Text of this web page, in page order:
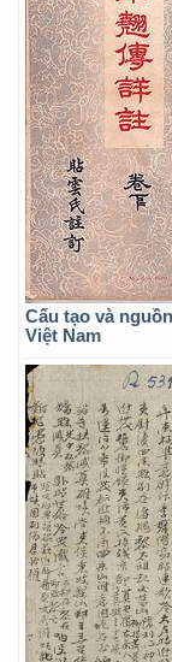
Cấu tạo và
Việt Nam